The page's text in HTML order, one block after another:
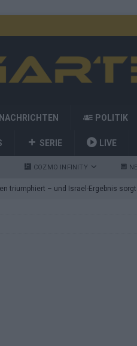
NACHRICHTEN POLITIK
SERIE LIVE
COZMO INFINITY
triumphiert – und Israel-Ergebnis
Finale 2026 in Wien
ESC-Finale-Startreihenfolge hat
– alle Acts und unsere
der ESC-Wertung als Spiegel des